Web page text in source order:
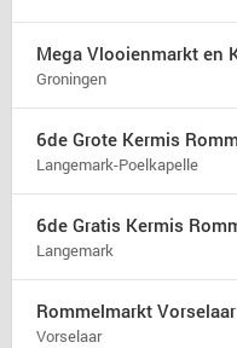
Groningen
Langemark-Poelkapelle
Langemark
Rommelmarkt Vorselaar
Vorselaar